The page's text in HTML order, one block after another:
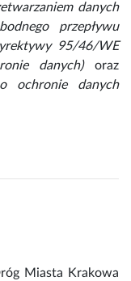
danych
przepływu
95/46/WE
danych)oraz
o ochronie danych
Miasta Krakowa